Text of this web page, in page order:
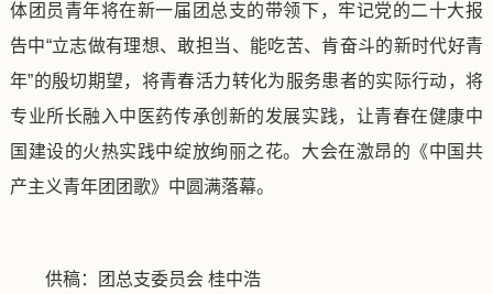
体团员青年将在新一届团总支的带领下，牢记党的二十大报
告中“立志做有理想、敢担当、能吃苦、肯奋斗的新时代好青
年”的殷切期望，将青春活力转化为服务患者的实际行动，将
专业所长融入中医药传承创新的发展实践，让青春在健康中
国建设的火热实践中绽放绚丽之花。大会在激昂的《中国共
产主义青年团团歌》中圆满落幕。
供稿：团总支委员会 桂中浩